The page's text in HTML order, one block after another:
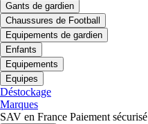
Gants de gardien
Chaussures de Football
Equipements de gardien
Enfants
Equipements
Equipes
Déstockage
Marques
SAV en France Paiement sécurisé